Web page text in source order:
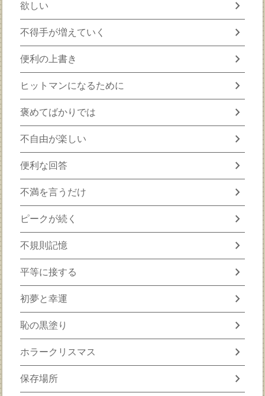
欲しい chevron_right
不得手が増えていく chevron_right
便利の上書き chevron_right
ヒットマンになるために chevron_right
褒めてばかりでは chevron_right
不自由が楽しい chevron_right
便利な回答 chevron_right
不満を言うだけ chevron_right
ピークが続く chevron_right
不規則記憶 chevron_right
平等に接する chevron_right
初夢と幸運 chevron_right
恥の黒塗り chevron_right
ホラークリスマス chevron_right
保存場所 chevron_right